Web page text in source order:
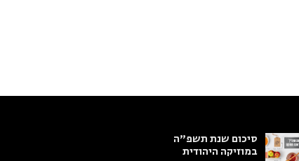
סיכום שנת תשפ"ה
במוזיקה היהודית